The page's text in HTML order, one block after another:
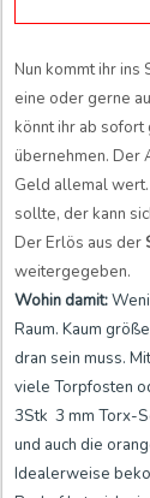
Nun kommt ihr ins
eine oder gerne
könnt ihr ab
übernehmen. Der
Geld allemal
sollte, der kann
Der Erlös aus der
weitergegeben.
Wohin damit:
Raum. Kaum
dran sein muss.
viele Torpfosten
3Stk 3 mm Torx-
und auch die
Idealerweise